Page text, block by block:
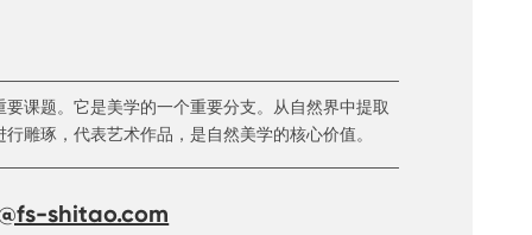
课题。它是美学的一个重要分支。从自然界中提取
雕琢，代表艺术作品，是自然美学的核心价值。
shitao.com